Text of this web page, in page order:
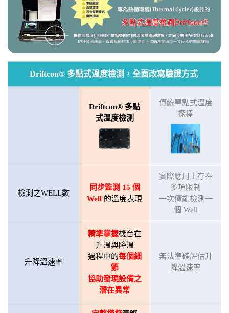
Driftcon® 多點式溫度檢測，全面改寫驗證方式
Driftcon® 多點
式溫度檢測
傳統單點式溫度
探棒
檢測之WELL數
同步監測 15 個
Well 的溫度表現
實際應用上存在
多項限制
一次僅能檢測一
個 Well
升降溫速率
精準掌握機台在
升溫與降溫
過程中的每個細
節
協助發現設備之
潛在異常
無法準確評估升
降溫速率